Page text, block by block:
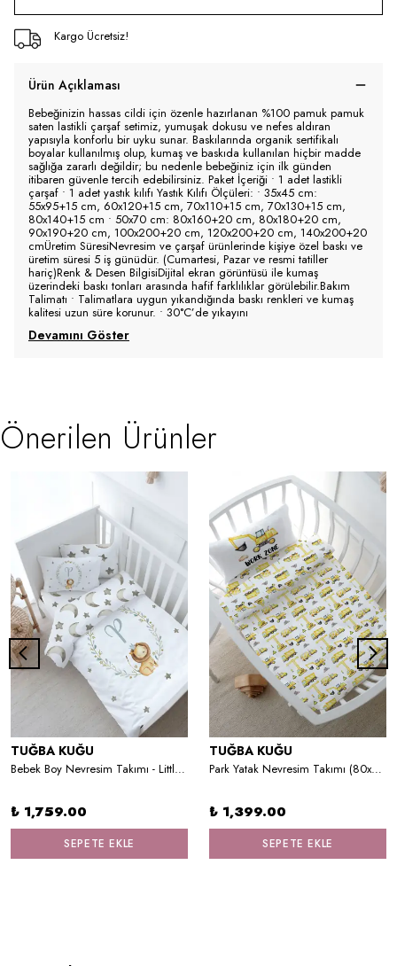
Kargo Ücretsiz!
Ürün Açıklaması
Bebeğinizin hassas cildi için özenle hazırlanan %100 pamuk pamuk
saten lastikli çarşaf setimiz, yumuşak dokusu ve nefes aldıran
yapısıyla konforlu bir uyku sunar. Baskılarında organik sertifikalı
boyalar kullanılmış olup, kumaş ve baskıda kullanılan hiçbir madde
sağlığa zararlı değildir; bu nedenle bebeğiniz için ilk günden
itibaren güvenle tercih edebilirsiniz. Paket İçeriği • 1 adet lastikli
çarşaf • 1 adet yastık kılıfı Yastık Kılıfı Ölçüleri: • 35x45 cm:
55x95+15 cm, 60x120+15 cm, 70x110+15 cm, 70x130+15 cm,
80x140+15 cm • 50x70 cm: 80x160+20 cm, 80x180+20 cm,
90x190+20 cm, 100x200+20 cm, 120x200+20 cm, 140x200+20
cmÜretim SüresiNevresim ve çarşaf ürünlerinde kişiye özel baskı ve
üretim süresi 5 iş günüdür. (Cumartesi, Pazar ve resmi tatiller
hariç)Renk & Desen BilgisiDijital ekran görüntüsü ile kumaş
üzerindeki baskı tonları arasında hafif farklılıklar görülebilir.Bakım
Talimatı • Talimatlara uygun yıkandığında baskı renkleri ve kumaş
kalitesi uzun süre korunur. • 30°C’de yıkayını
Devamını Göster
Önerilen Ürünler
TUĞBA KUĞU
Bebek Boy Nevresim Takımı - Little Lion Series - P Harfi
₺ 1,759.00
SEPETE EKLE
TUĞBA KUĞU
Park Yatak Nevresim Takımı (80x120) - Iconic Serisi - İş Makinaları
₺ 1,399.00
SEPETE EKLE